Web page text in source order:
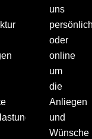
uns
oder
online
um
die
Anliegen
und
Wünsche